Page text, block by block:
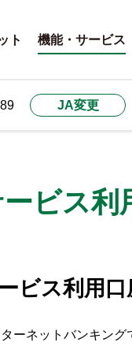
ト 機能・サービス
JA変更
ビス利
ビス利用
ーネットバンキング